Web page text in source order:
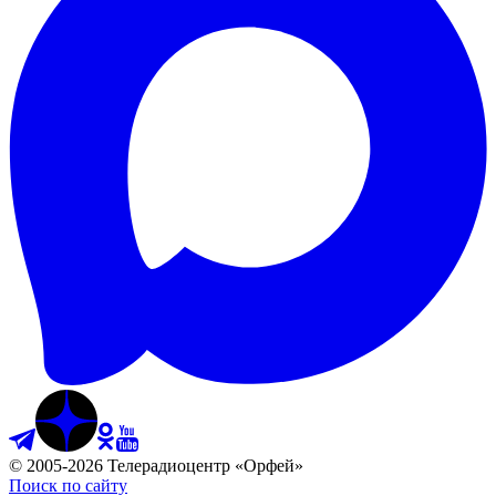
© 2005-2026 Телерадиоцентр «Орфей»
Поиск по сайту